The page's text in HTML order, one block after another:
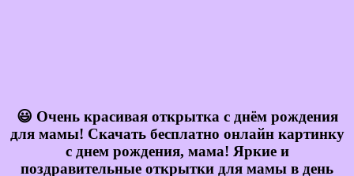
😃 Очень красивая открытка с днём рождения
для мамы! Скачать бесплатно онлайн картинку
с днем рождения, мама! Яркие и
поздравительные открытки для мамы в день